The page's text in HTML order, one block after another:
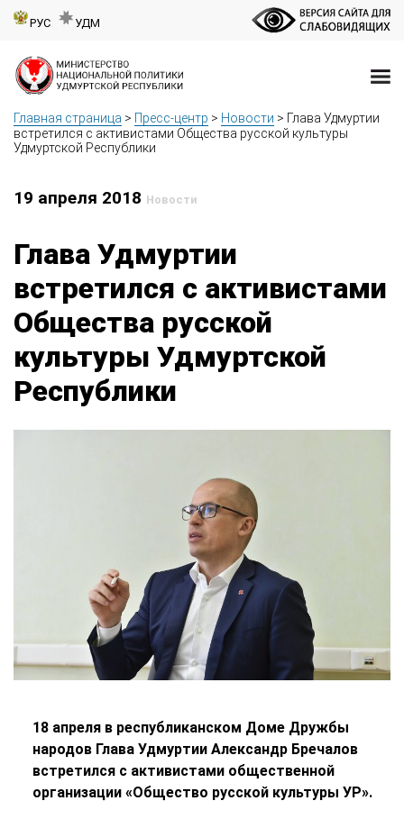
РУС УДМ
Главная страница > Пресс-центр > Новости > Глава Удмуртии
встретился с активистами Общества русской культуры
Удмуртской Республики
19 апреля 2018 Новости
Глава Удмуртии
встретился с активистами
Общества русской
культуры Удмуртской
Республики
18 апреля в республиканском Доме Дружбы
народов Глава Удмуртии Александр Бречалов
встретился с активистами общественной
организации «Общество русской культуры УР».